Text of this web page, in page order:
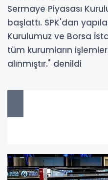
Sermaye Piyasası
başlattı. SPK'dan
Kurulumuz ve Borsa
tüm kurumların
alınmıştır." denildi